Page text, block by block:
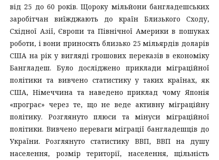
від 25 до 60 років. Щороку мільйони бангладешських
заробітчан виїжджають до країн Близького Сходу,
Східної Азії, Європи та Північної Америки в пошуках
роботи, і вони приносять близько 25 мільярдів доларів
США на рік у вигляді грошових переказів в економіку
Бангладеш. Було досліджено приклади міграційної
політики та вивчено статистику у таких країнах, як
США, Німеччина та наведено приклад чому Японія
«програє» через те, що не веде активну міграційну
політику. Розглянуто плюси та мінуси міграційної
політики. Вивчено переваги міграції бангладешців до
України. Розглянуто статистику ВВП, ВВП на душу
населення, розмір території, населення, щільність